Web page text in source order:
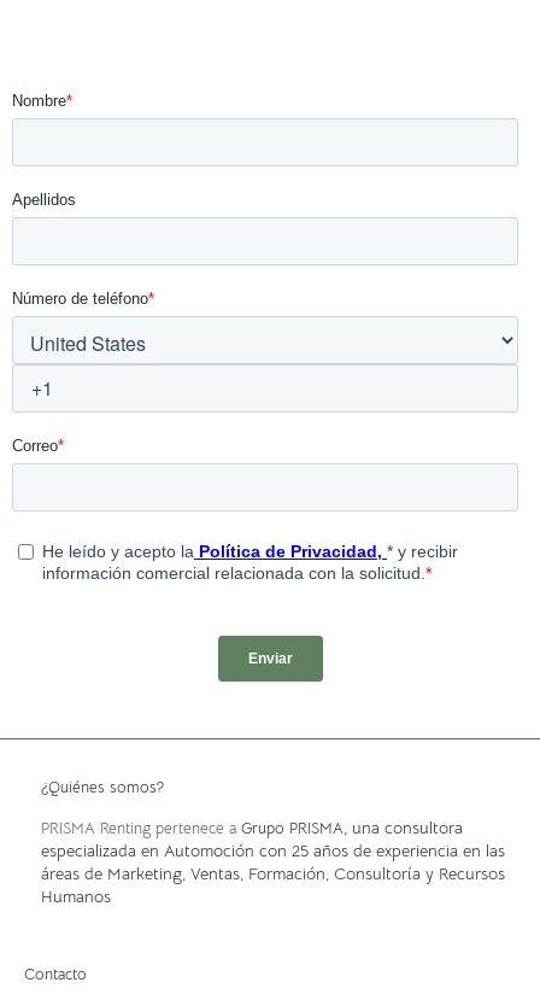
¿Quiénes somos?
PRISMA Renting pertenece a Grupo PRISMA, una consultora
especializada en Automoción con 25 años de experiencia en las
áreas de Marketing, Ventas, Formación, Consultoría y Recursos
Humanos
Contacto